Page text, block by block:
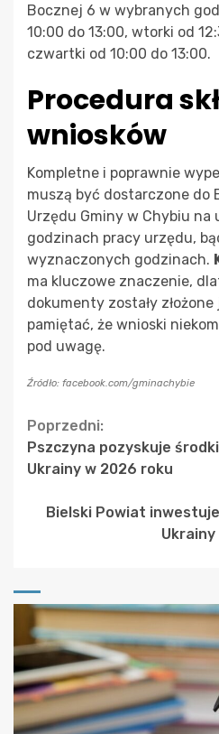
Bocznej 6 w wybranych
10:00 do 13:00, wtorki od
czwartki od 10:00 do 13:00.
Procedura
wniosków
Kompletne i poprawnie
muszą być dostarczone do
Urzędu Gminy w Chybiu na
godzinach pracy urzędu,
wyznaczonych godzinach.
ma kluczowe znaczenie,
dokumenty zostały
pamiętać, że wnioski
pod uwagę.
Źródło: facebook.com/gminachybie
Continue
Reading
Poprzedni:
Pszczyna pozyskuje
Ukrainy w 2026 roku
Bielski Powiat